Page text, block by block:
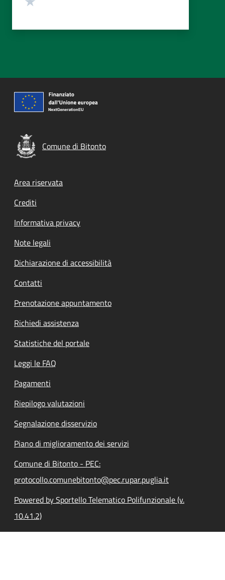
Comune di Bitonto
Footer menu
Area riservata
Crediti
Informativa privacy
Note legali
Dichiarazione di accessibilità
Contatti
Prenotazione appuntamento
Richiedi assistenza
Statistiche del portale
Leggi le FAQ
Pagamenti
Riepilogo valutazioni
Segnalazione disservizio
Piano di miglioramento dei servizi
Comune di Bitonto - PEC:
protocollo.comunebitonto@pec.rupar.puglia.it
Powered by Sportello Telematico Polifunzionale (v.
10.41.2)